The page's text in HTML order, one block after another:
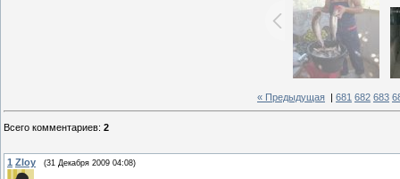
« Предыдущая 681 682 683
Всего комментариев: 2
1 Zloy (31 Декабря 2009 04:08)